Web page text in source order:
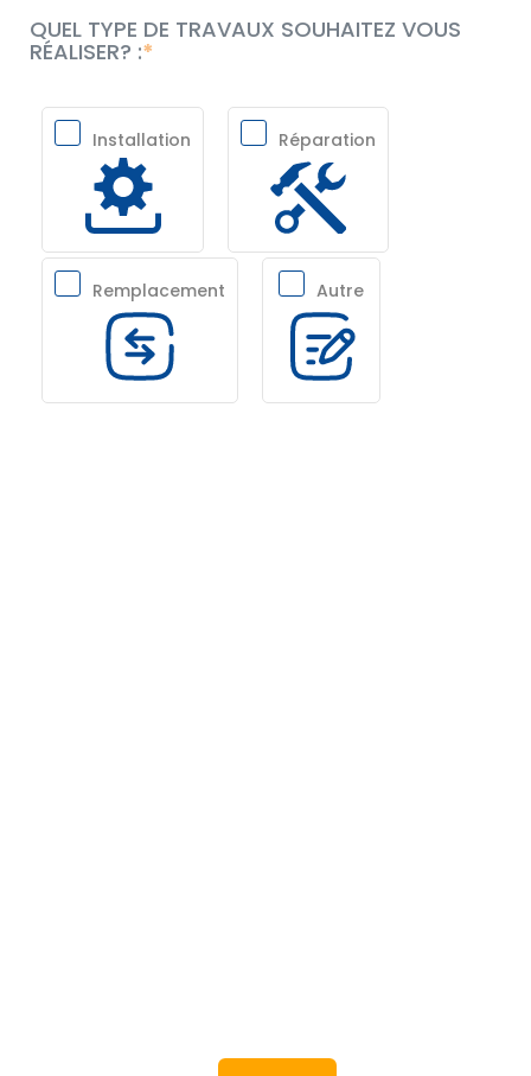
QUEL TYPE DE TRAVAUX SOUHAITEZ VOUS
RÉALISER? :
Installation Réparation
Remplacement Autre